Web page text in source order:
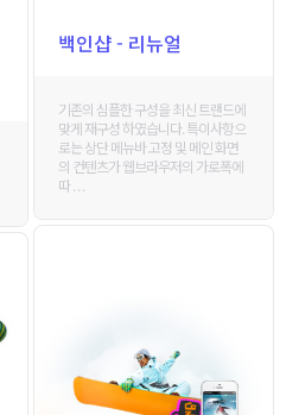
백인샵 - 리뉴얼
기존의 심플한 구성을 최신 트랜드에
맞게 재구성 하였습니다. 특이사항으
로는 상단 메뉴바 고정 및 메인 화면
의 컨텐츠가 웹브라우저의 가로폭에
따 . . .